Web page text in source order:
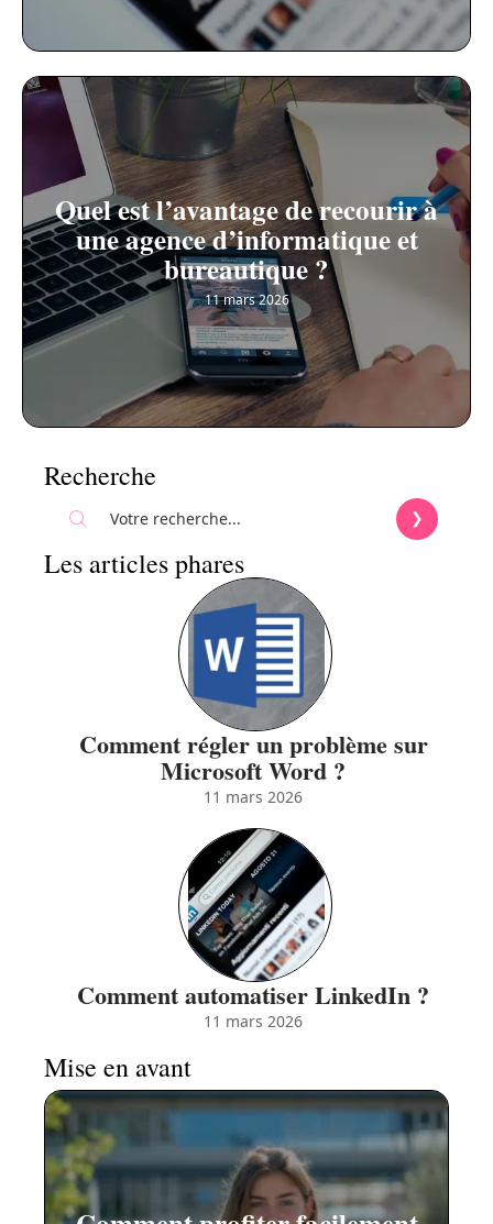
Quel est l’avantage de recourir à
une agence d’informatique et
bureautique ?
11 mars 2026
Recherche
Les articles phares
Comment régler un problème sur
Microsoft Word ?
11 mars 2026
Comment automatiser LinkedIn ?
11 mars 2026
Mise en avant